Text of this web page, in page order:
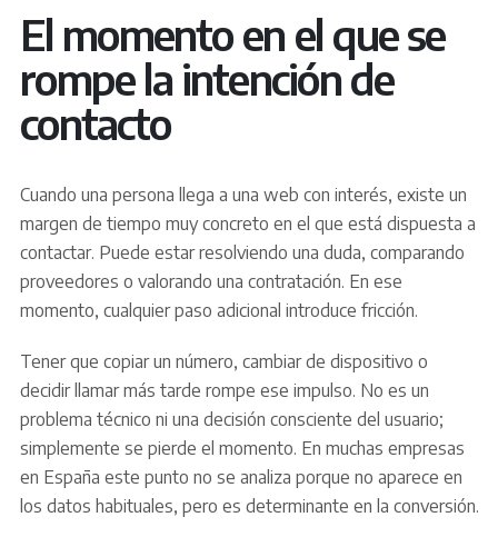
El momento en el que se
rompe la intención de
contacto
Cuando una persona llega a una web con interés, existe un
margen de tiempo muy concreto en el que está dispuesta a
contactar. Puede estar resolviendo una duda, comparando
proveedores o valorando una contratación. En ese
momento, cualquier paso adicional introduce fricción.
Tener que copiar un número, cambiar de dispositivo o
decidir llamar más tarde rompe ese impulso. No es un
problema técnico ni una decisión consciente del usuario;
simplemente se pierde el momento. En muchas empresas
en España este punto no se analiza porque no aparece en
los datos habituales, pero es determinante en la conversión.